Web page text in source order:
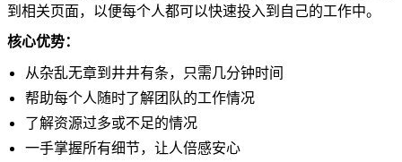
到相关页面，以便每个人都可以快速投入到自己的工作中。
核心优势：
从杂乱无章到井井有条，只需几分钟时间
帮助每个人随时了解团队的工作情况
了解资源过多或不足的情况
一手掌握所有细节，让人倍感安心